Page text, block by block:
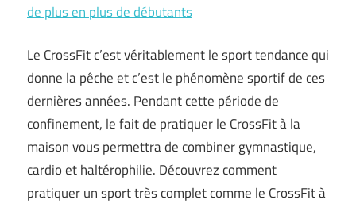
de plus en plus de débutants
Le CrossFit c’est véritablement le sport tendance qui
donne la pêche et c’est le phénomène sportif de ces
dernières années. Pendant cette période de
confinement, le fait de pratiquer le CrossFit à la
maison vous permettra de combiner gymnastique,
cardio et haltérophilie. Découvrez comment
pratiquer un sport très complet comme le CrossFit à